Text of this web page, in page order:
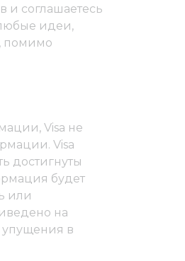
и соглашаетесь
любые идеи,
помимо
Visa не
Visa
достигнуты
будет
или
на
упущения в